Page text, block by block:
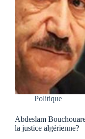
Politique
Abdeslam
la justice algérienne?